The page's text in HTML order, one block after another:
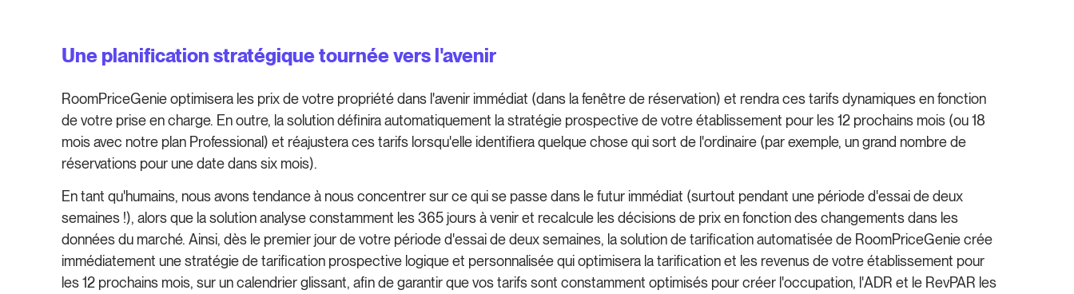
Une planification stratégique tournée vers l'avenir
RoomPriceGenie optimisera les prix de votre propriété dans l'avenir immédiat (dans la fenêtre de réservation) et rendra ces tarifs dynamiques en fonction
de votre prise en charge. En outre, la solution définira automatiquement la stratégie prospective de votre établissement pour les 12 prochains mois (ou 18
mois avec notre plan Professional) et réajustera ces tarifs lorsqu'elle identifiera quelque chose qui sort de l'ordinaire (par exemple, un grand nombre de
réservations pour une date dans six mois).
En tant qu'humains, nous avons tendance à nous concentrer sur ce qui se passe dans le futur immédiat (surtout pendant une période d'essai de deux
semaines !), alors que la solution analyse constamment les 365 jours à venir et recalcule les décisions de prix en fonction des changements dans les
données du marché. Ainsi, dès le premier jour de votre période d'essai de deux semaines, la solution de tarification automatisée de RoomPriceGenie crée
immédiatement une stratégie de tarification prospective logique et personnalisée qui optimisera la tarification et les revenus de votre établissement pour
les 12 prochains mois, sur un calendrier glissant, afin de garantir que vos tarifs sont constamment optimisés pour créer l'occupation, l'ADR et le RevPAR les